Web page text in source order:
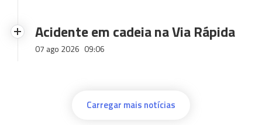
Acidente em cadeia na Via Rápida
07 ago 2026 09:06
Carregar mais notícias